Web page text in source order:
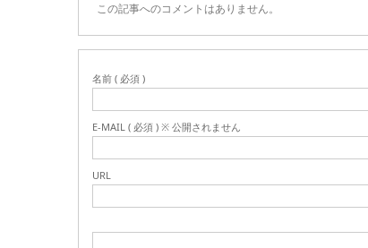
この記事へのコメントはありません。
名前 ( 必須 )
E-MAIL ( 必須 ) ※ 公開されません
URL